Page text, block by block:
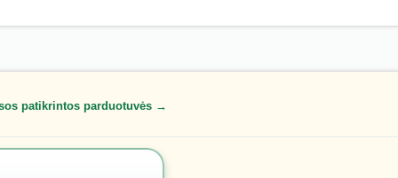
patikrintos parduotuvės →